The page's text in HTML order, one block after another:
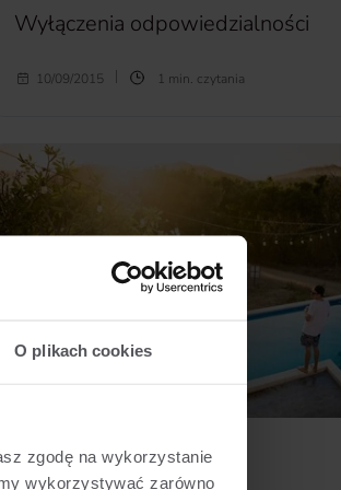
O plikach cookies
zgodę na wykorzystanie
wykorzystywać zarówno
Wyłączenia odpowiedzialności
Wyłączenia odpowiedzialności –katalog zdarzeń i
10/09/2015 1 min. czytania
Słownik